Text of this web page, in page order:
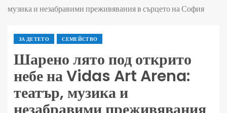
музика и незабравими преживявания в сърцето на София
ЗА ДЕТЕТО СЕМЕЙСТВО
Шарено лято под открито
небе на Vidas Art Arena:
театър, музика и